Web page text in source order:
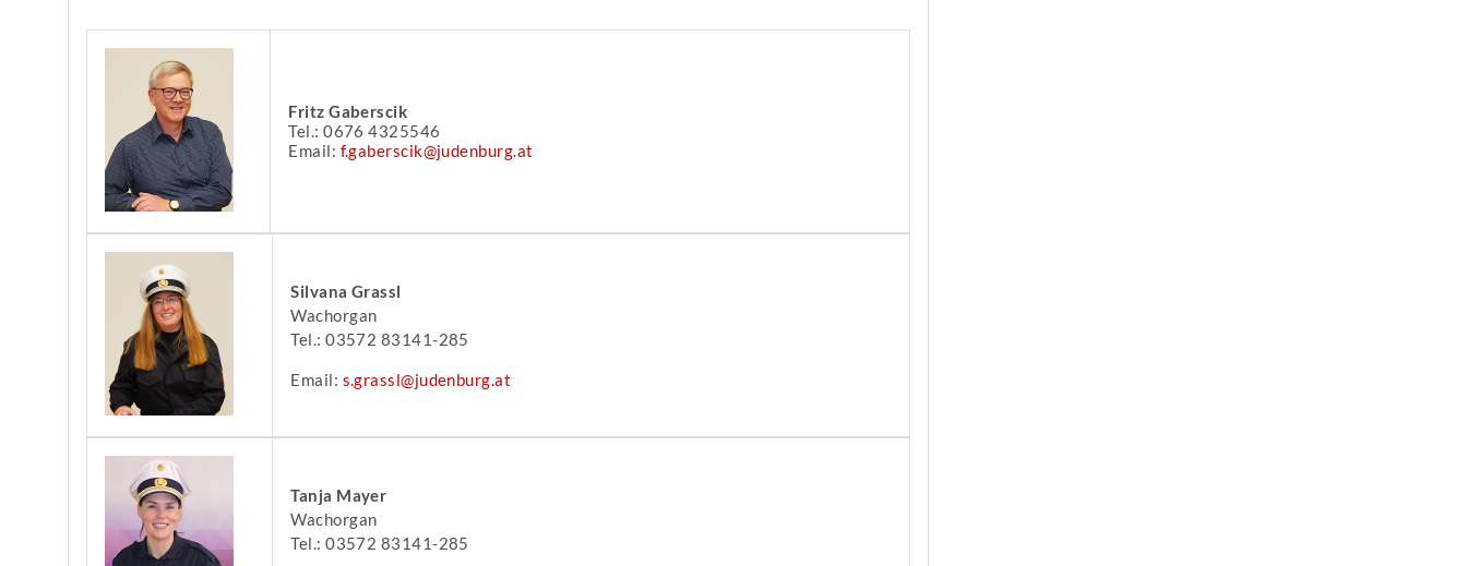
Fritz Gaberscik
Tel.: 0676 4325546
Email: f.gaberscik@judenburg.at
Silvana Grassl
Wachorgan
Tel.: 03572 83141-285
Email: s.grassl@judenburg.at
Tanja Mayer
Wachorgan
Tel.: 03572 83141-285